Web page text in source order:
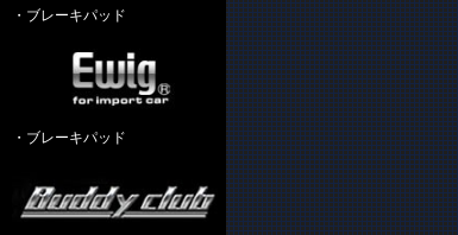
・ブレーキパッド
・ブレーキパッド